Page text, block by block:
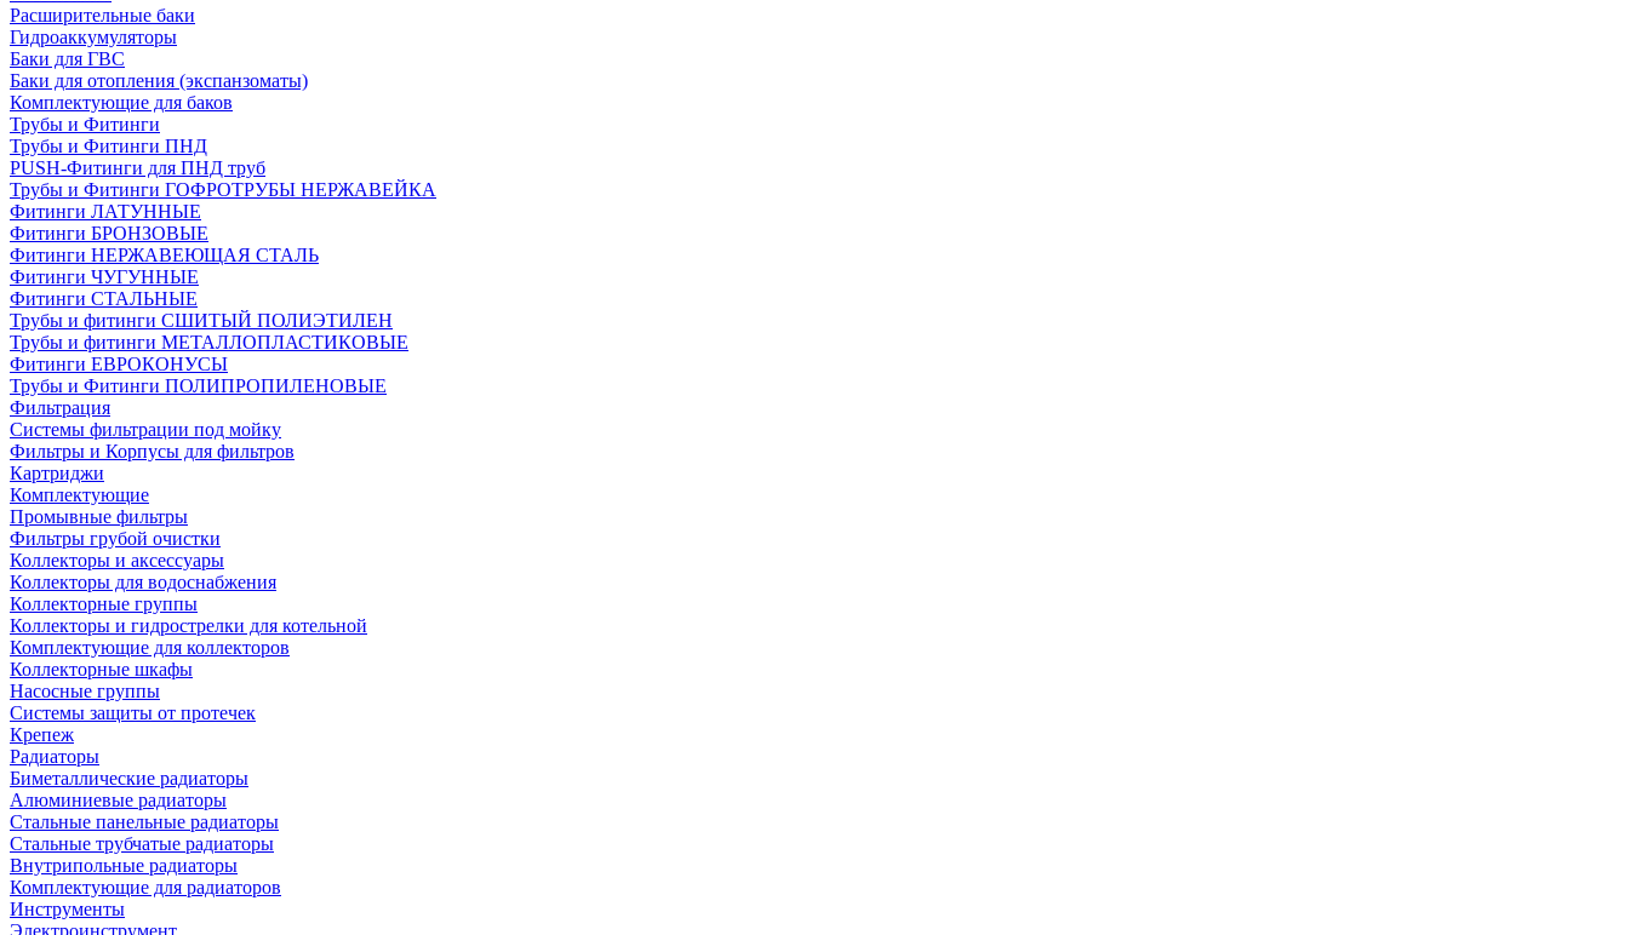
Расширительные баки
Гидроаккумуляторы
Баки для ГВС
Баки для отопления (экспанзоматы)
Комплектующие для баков
Трубы и Фитинги
Трубы и Фитинги ПНД
PUSH-Фитинги для ПНД труб
Трубы и Фитинги ГОФРОТРУБЫ НЕРЖАВЕЙКА
Фитинги ЛАТУННЫЕ
Фитинги БРОНЗОВЫЕ
Фитинги НЕРЖАВЕЮЩАЯ СТАЛЬ
Фитинги ЧУГУННЫЕ
Фитинги СТАЛЬНЫЕ
Трубы и фитинги СШИТЫЙ ПОЛИЭТИЛЕН
Трубы и фитинги МЕТАЛЛОПЛАСТИКОВЫЕ
Фитинги ЕВРОКОНУСЫ
Трубы и Фитинги ПОЛИПРОПИЛЕНОВЫЕ
Фильтрация
Системы фильтрации под мойку
Фильтры и Корпусы для фильтров
Картриджи
Комплектующие
Промывные фильтры
Фильтры грубой очистки
Коллекторы и аксессуары
Коллекторы для водоснабжения
Коллекторные группы
Коллекторы и гидрострелки для котельной
Комплектующие для коллекторов
Коллекторные шкафы
Насосные группы
Системы защиты от протечек
Крепеж
Радиаторы
Биметаллические радиаторы
Алюминиевые радиаторы
Стальные панельные радиаторы
Стальные трубчатые радиаторы
Внутрипольные радиаторы
Комплектующие для радиаторов
Инструменты
Электроинструмент